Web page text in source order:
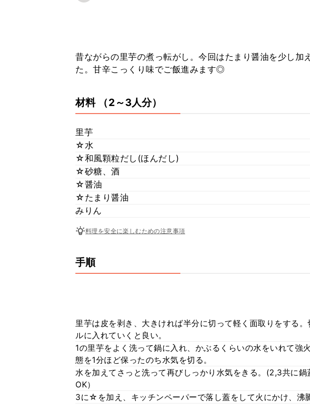
昔ながらの里芋の煮っ転がし。今回はたまり醤油を少し加
た。甘辛こっくり味でご飯進みます◎
材料 （2～3人分）
里芋
☆水
☆和風顆粒だし(ほんだし)
☆砂糖、酒
☆醤油
☆たまり醤油
みりん
料理を安全に楽しむための注意事項
手順
里芋は皮を剥き、大きければ半分に切って軽く面取りをする
ルに入れていくと良い。
1の里芋をよく洗って鍋に入れ、かぶるくらいの水をいれて強
態を1分ほど保ったのち水気を切る。
水を加えてさっと洗って再びしっかり水気をきる。(2,3共に
OK）
3に☆を加え、キッチンペーパーで落し蓋をして火にかけ、沸